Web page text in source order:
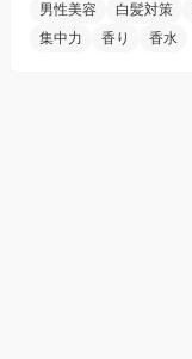
男性美容
白髪対策
集中力
香り 香水